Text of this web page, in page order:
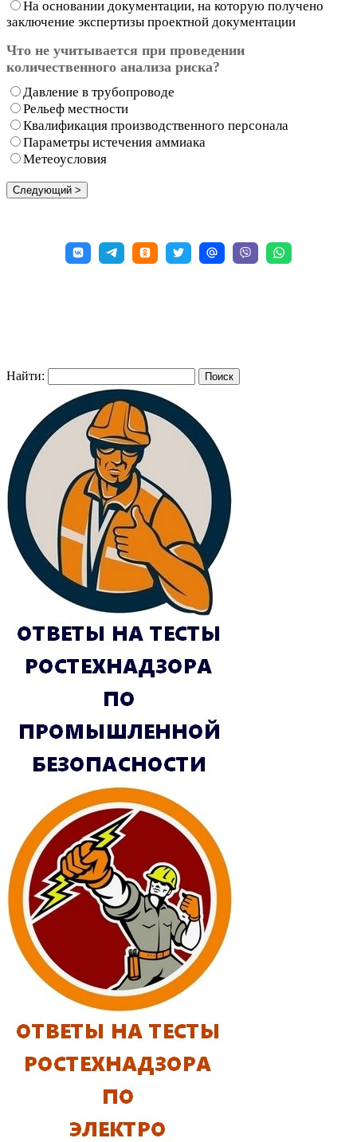
На основании документации, на которую получено
заключение экспертизы проектной документации
Что не учитывается при проведении
количественного анализа риска?
Давление в трубопроводе
Рельеф местности
Квалификация производственного персонала
Параметры истечения аммиака
Метеоусловия
Найти: